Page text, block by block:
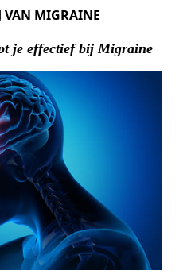
VAN MIGRAINE
je effectief bij Migraine